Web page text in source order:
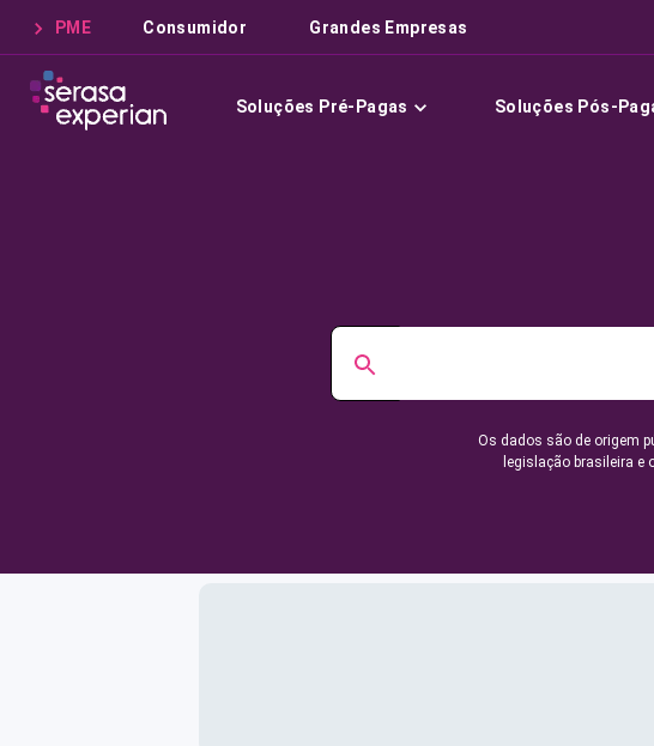
PME Consumidor Grandes Empresas
Soluções Pré-Pagas Soluções Pós-
Os dados são de origem
legislação brasileira e